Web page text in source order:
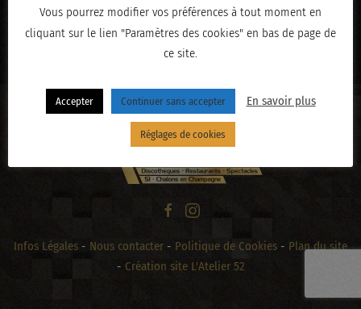
« PRÉCÉDENT
Infos Légales - Nous contacter - Politique de Cookies - Plan du site
- Création site L'Atelier 52
Vous pourrez modifier vos préférences à tout moment en
cliquant sur le lien "Paramètres des cookies" en bas de page de
ce site.
Accepter Continuer sans accepter En savoir plus
Réglages de cookies